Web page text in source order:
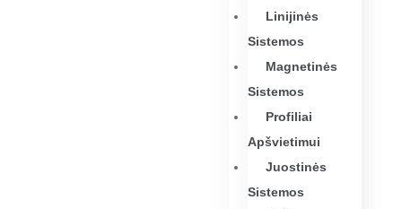
Linijinės
Sistemos
Magnetinės
Sistemos
Profiliai
Apšvietimui
Juostinės
Sistemos